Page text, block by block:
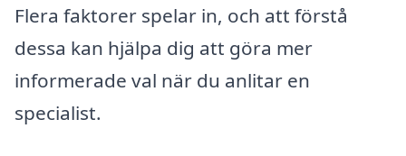
Flera faktorer spelar in, och att förstå
dessa kan hjälpa dig att göra mer
informerade val när du anlitar en
specialist.